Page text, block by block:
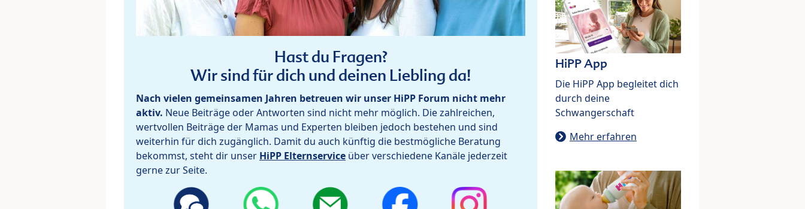
Hast du Fragen?
Wir sind für dich und deinen Liebling da!
Nach vielen gemeinsamen Jahren betreuen wir unser HiPP Forum nicht mehr
aktiv. Neue Beiträge oder Antworten sind nicht mehr möglich. Die zahlreichen,
wertvollen Beiträge der Mamas und Experten bleiben jedoch bestehen und sind
weiterhin für dich zugänglich. Damit du auch künftig die bestmögliche Beratung
bekommst, steht dir unser HiPP Elternservice über verschiedene Kanäle jederzeit
gerne zur Seite.
HiPP App
Die HiPP App begleitet dich
durch deine
Schwangerschaft
Mehr erfahren